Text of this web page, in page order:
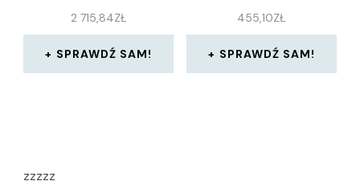
2 715,84ZŁ
SPRAWDŹ SAM!
455,10ZŁ
SPRAWDŹ SAM!
zzzzz